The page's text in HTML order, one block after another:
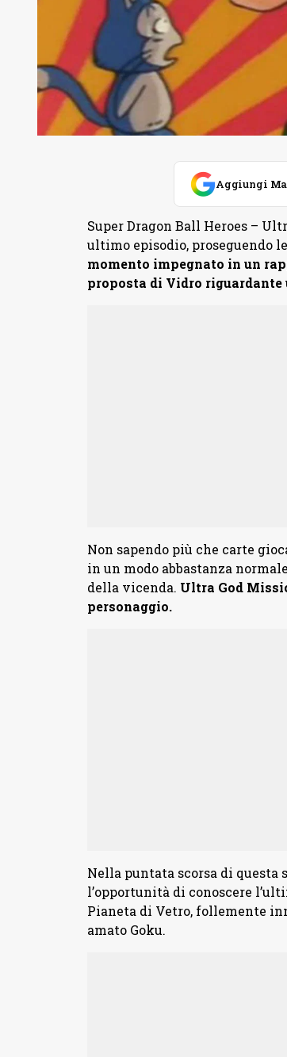
Aggiungi
Super Dragon Ball Heroes –
ultimo episodio, proseguendo
momento impegnato in un
proposta di Vidro
Non sapendo più che carte
in un modo abbastanza
della vicenda. Ultra God
personaggio.
Nella puntata scorsa di questa
l’opportunità di conoscere
Pianeta di Vetro, follemente
amato Goku.